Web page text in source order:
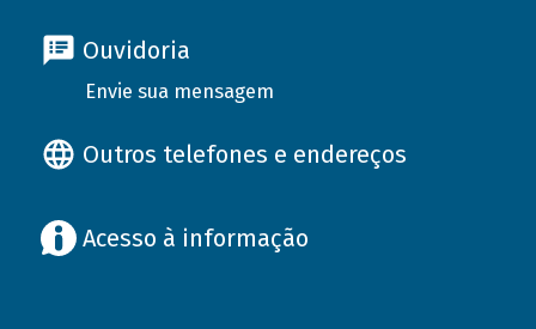
Ouvidoria
Envie sua mensagem
Outros telefones e endereços
Acesso à informação